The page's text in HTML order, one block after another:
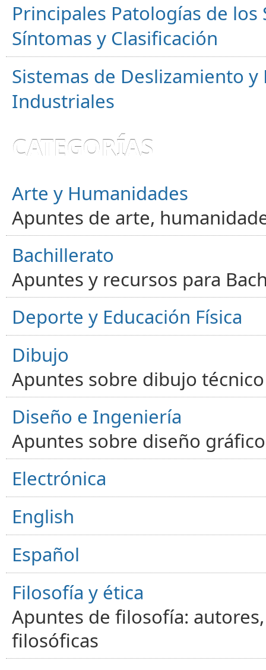
Principales Patologías de
Síntomas y Clasificación
Sistemas de Deslizamiento
Industriales
CATEGORÍAS
Arte y Humanidades
Apuntes de arte,
Bachillerato
Apuntes y recursos para
Deporte y Educación Física
Dibujo
Apuntes sobre dibujo
Diseño e Ingeniería
Apuntes sobre diseño
Electrónica
English
Español
Filosofía y ética
Apuntes de filosofía:
filosóficas